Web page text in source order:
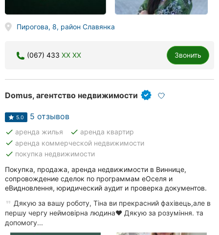
Пирогова, 8, район Славянка
(067) 433 XX XX Звонить
Domus, агентство недвижимости
5.0 5 отзывов
done аренда жилья done аренда квартир
done аренда коммерческой недвижимости
done покупка недвижимости
Покупка, продажа, аренда недвижимости в Виннице,
сопровождение сделок по программам еОселя и
еВидновлення, юридический аудит и проверка документов.
Дякую за вашу роботу, Тіна ви прекрасний фахівець,але в
першу чергу неймовірна людина❤️ Дякую за розуміння. та
допомогу...